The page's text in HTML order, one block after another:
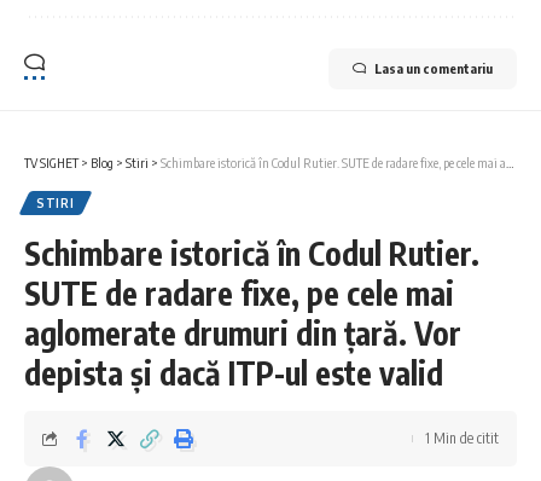
Lasa un comentariu
TV SIGHET> Blog > Stiri > Schimbare istorică în Codul Rutier. SUTE de radare fixe, pe cele mai aglomerate drumuri din țară. Vor depista şi dacă ITP-ul este valid
STIRI
Schimbare istorică în Codul Rutier.
SUTE de radare fixe, pe cele mai
aglomerate drumuri din țară. Vor
depista şi dacă ITP-ul este valid
1 Min de citit